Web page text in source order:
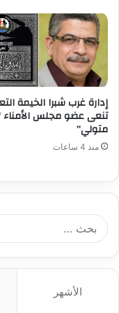
إدارة غرب شبرا الخيمة
تنعى عضو مجلس الأمناء
متولي”
منذ 4 ساعات
الأشهر